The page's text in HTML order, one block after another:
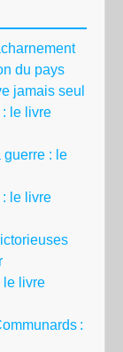
du pays
jamais seul
: le livre
guerre : le
: le livre
le livre
: